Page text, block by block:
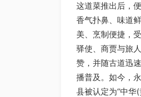
这道菜推出后，
香气扑鼻、味道鲜
美、烹制便捷，
驿使、商贾与旅
赞，并随古道迅
播普及。如今，
县被认定为“中华